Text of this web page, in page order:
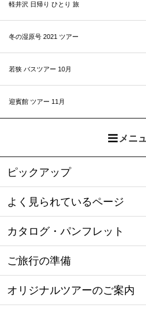
軽井沢 日帰り ひとり 旅
冬の湿原号 2021 ツアー
若狭 バスツアー 10月
迎賓館 ツアー 11月
メニ
ピックアップ
よく見られているページ
カタログ・パンフレット
ご旅行の準備
オリジナルツアーのご案内